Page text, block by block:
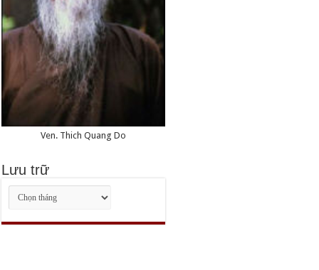
Ven. Thich Quang Do
Lưu trữ
Lưu
trữ